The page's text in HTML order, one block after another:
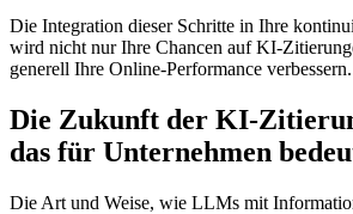
Die Integration dieser Schritte in Ihre
wird nicht nur Ihre Chancen auf KI-
generell Ihre Online-Performance verbessern.
Die Zukunft der KI-
das für Unternehmen
Die Art und Weise, wie LLMs mit